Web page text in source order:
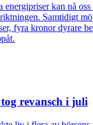
energipriser kan nå
Samtidigt
fyra kronor dyrare
revansch i juli